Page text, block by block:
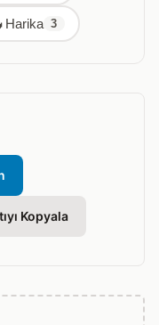
Harika 3
Kopyala